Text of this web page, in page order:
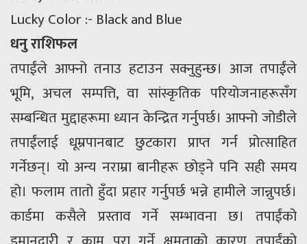
Lucky Color :- Black and Blue
धनु राशिफल
तपाईंले आफ्नो तनाउ हटाउन सक्नुहुन्छ। आज तपाईंले
भूमि, अचल सम्पत्ति, वा सांस्कृतिक परियोजनाहरूसँग
सम्बन्धित मुद्दाहरूमा ध्यान केन्द्रित गर्नुपर्छ। आफ्नो जोडीले
तपाईंलाई धूम्रपानबाट छुटकारा प्राप्त गर्न प्रोत्साहित
गर्नेछन्। यो अन्य नराम्रा बानीहरू छोड्ने पनि सही समय
हो। फलाम तातो हुँदा प्रहार गर्नुपर्छ भन्ने हामीले जान्नुपर्छ।
कार्डमा कसैले प्रस्ताव गर्ने सम्भावना छ। तपाईंको